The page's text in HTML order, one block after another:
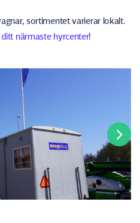
sortimentet varierar lokalt.
ditt närmaste hyrcenter!